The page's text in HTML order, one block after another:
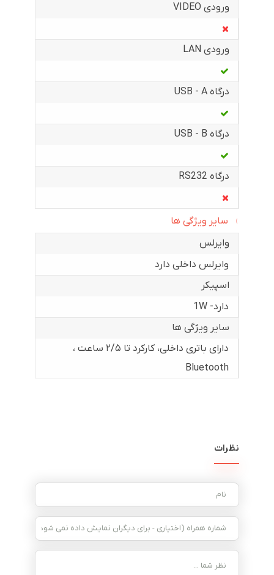
ورودی VIDEO
ورودی LAN
درگاه USB - A
درگاه USB - B
درگاه RS232
سایر ویژگی ها
وایرلس
وایرلس داخلی دارد
اسپیکر
دارد- 1W
سایر ویژگی ها
دارای باتری داخلی، کارکرد تا ۲/۵ ساعت ،
Bluetooth
نظرات